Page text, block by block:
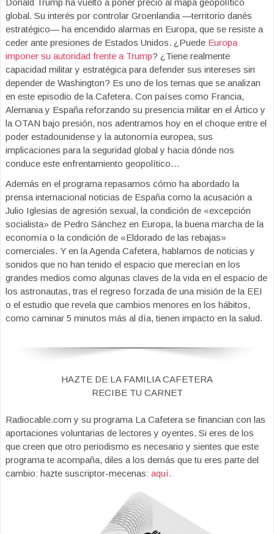
Donald Trump ha vuelto a poner precio al mapa geopolítico
global. Su interés por controlar Groenlandia —territorio danés
estratégico— ha encendido alarmas en Europa, que se resiste a
ceder ante presiones de Estados Unidos. ¿Puede Europa
imponer su autoridad frente a Trump? ¿Tiene realmente
capacidad militar y estratégica para defender sus intereses sin
depender de Washington? Es uno de los temas que se analizan
en este episodio de la Cafetera. Con países como Francia,
Alemania y España reforzando su presencia militar en el Ártico y
la OTAN bajo presión, nos adentramos hoy en el choque entre el
poder estadounidense y la autonomía europea, sus
implicaciones para la seguridad global y hacia dónde nos
conduce este enfrentamiento geopolítico…
Además en el programa repasamos cómo ha abordado la
prensa internacional noticias de España como la acusación a
Julio Iglesias de agresión sexual, la condición de «excepción
socialista» de Pedro Sánchez en Europa, la buena marcha de la
economía o la condición de «Eldorado de las rebajas»
comerciales. Y en la Agenda Cafetera, hablamos de noticias y
sonidos que no han tenido el espacio que merecían en los
grandes medios como algunas claves de la vida en el espacio de
los astronautas, tras el regreso forzada de una misión de la EEI
o el estudio que revela que cambios menores en los hábitos,
como caminar 5 minutos más al día, tienen impacto en la salud.
HAZTE DE LA FAMILIA CAFETERA
RECIBE TU CARNET
Radiocable.com y su programa La Cafetera se financian con las
aportaciones voluntarias de lectores y oyentes. Si eres de los
que creen que otro periodismo es necesario y sientes que este
programa te acompaña, diles a los demás que tu eres parte del
cambio: hazte suscriptor-mecenas: aquí.